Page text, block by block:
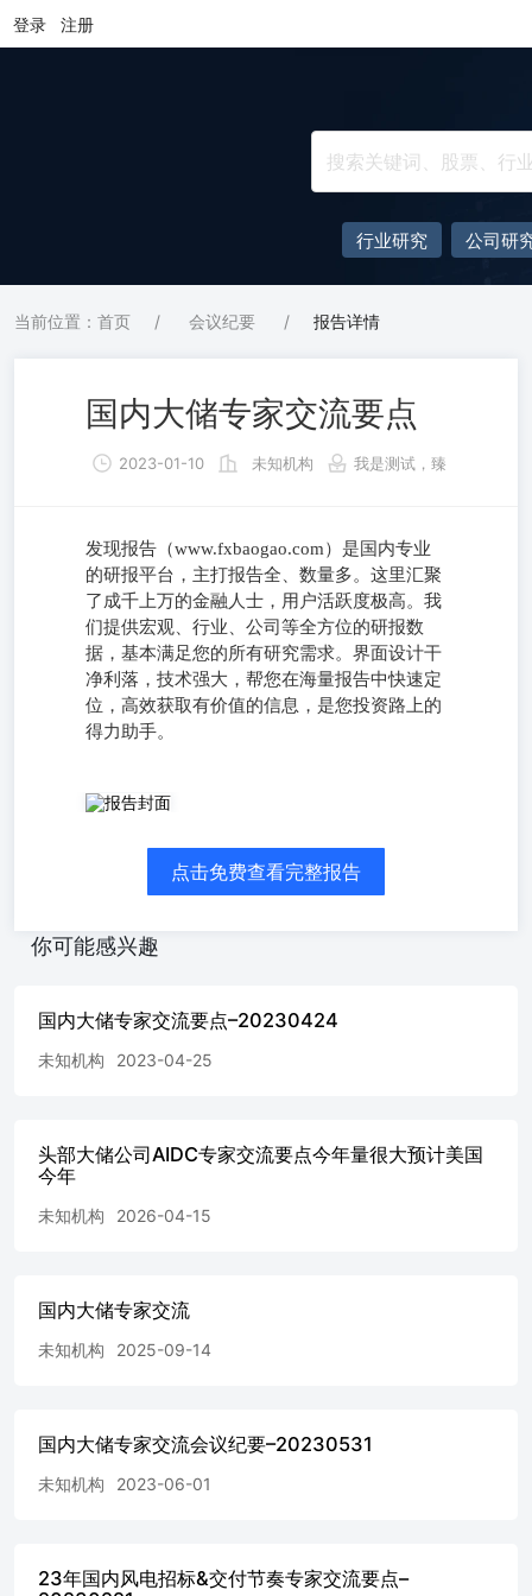
登录 注册
行业研究 公司研
当前位置：首页 / 会议纪要 / 报告详情
国内大储专家交流要点
2023-01-10 未知机构 我是测试，臻
发现报告（www.fxbaogao.com）是国内专业
的研报平台，主打报告全、数量多。这里汇聚
了成千上万的金融人士，用户活跃度极高。我
们提供宏观、行业、公司等全方位的研报数
据，基本满足您的所有研究需求。界面设计干
净利落，技术强大，帮您在海量报告中快速定
位，高效获取有价值的信息，是您投资路上的
得力助手。
点击免费查看完整报告
你可能感兴趣
国内大储专家交流要点–20230424
未知机构 2023-04-25
头部大储公司AIDC专家交流要点今年量很大预计美国
今年
未知机构 2026-04-15
国内大储专家交流
未知机构 2025-09-14
国内大储专家交流会议纪要–20230531
未知机构 2023-06-01
23年国内风电招标&交付节奏专家交流要点–